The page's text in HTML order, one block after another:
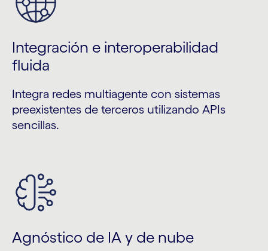
Integración e interoperabilidad
fluida
Integra redes multiagente con sistemas
preexistentes de terceros utilizando APIs
sencillas.
Agnóstico de IA y de nube